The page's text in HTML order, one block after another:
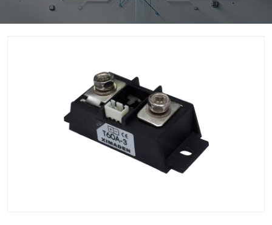
全系列工业级交流固态继电器（SSR）、一体化电力调整
器
4006-186-396